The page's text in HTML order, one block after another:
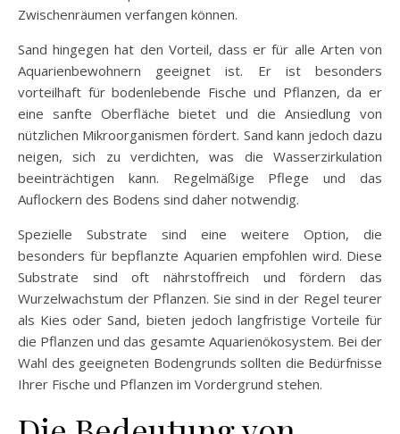
Zwischenräumen verfangen können.
Sand hingegen hat den Vorteil, dass er für alle Arten von
Aquarienbewohnern geeignet ist. Er ist besonders
vorteilhaft für bodenlebende Fische und Pflanzen, da er
eine sanfte Oberfläche bietet und die Ansiedlung von
nützlichen Mikroorganismen fördert. Sand kann jedoch dazu
neigen, sich zu verdichten, was die Wasserzirkulation
beeinträchtigen kann. Regelmäßige Pflege und das
Auflockern des Bodens sind daher notwendig.
Spezielle Substrate sind eine weitere Option, die
besonders für bepflanzte Aquarien empfohlen wird. Diese
Substrate sind oft nährstoffreich und fördern das
Wurzelwachstum der Pflanzen. Sie sind in der Regel teurer
als Kies oder Sand, bieten jedoch langfristige Vorteile für
die Pflanzen und das gesamte Aquarienökosystem. Bei der
Wahl des geeigneten Bodengrunds sollten die Bedürfnisse
Ihrer Fische und Pflanzen im Vordergrund stehen.